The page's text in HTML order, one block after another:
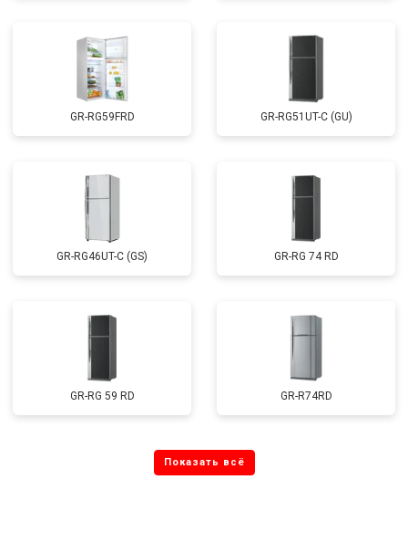
GR-RG59FRD GR-RG51UT-C (GU)
GR-RG46UT-C (GS) GR-RG 74 RD
GR-RG 59 RD GR-R74RD